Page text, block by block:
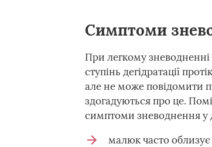
Симптоми
При легкому зневодненні
ступінь дегідратації
але не може повідомити
здогадуються про це.
симптоми зневоднення у
малюк часто облизує